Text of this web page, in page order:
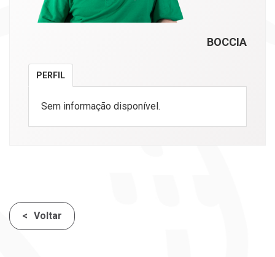
BOCCIA
PERFIL
Sem informação disponível.
Voltar